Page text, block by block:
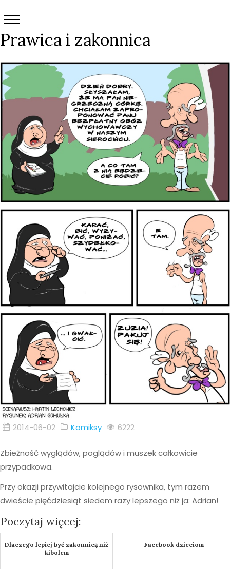
Prawica i zakonnica
2014-06-02 Komiksy 6222
Zbieżność wyglądów, poglądów i muszek całkowicie
przypadkowa.
Przy okazji przywitajcie kolejnego rysownika, tym razem
dwieście pięćdziesiąt siedem razy lepszego niż ja: Adrian!
Poczytaj więcej:
Dlaczego lepiej być zakonnicą niż
kibolem
Facebook dzieciom